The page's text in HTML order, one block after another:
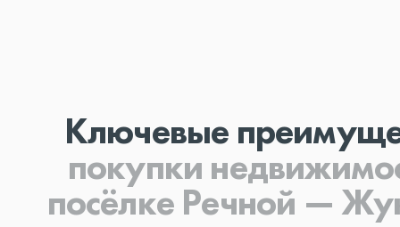
Ключевые
покупки
посёлке Речной —